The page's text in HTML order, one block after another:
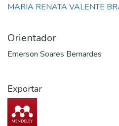
MARIA RENATA VALENTE
Orientador
Emerson Soares Bernardes
Exportar